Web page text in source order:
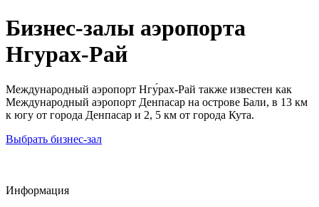
Бизнес-залы аэропорта
Нгурах-Рай
Международный аэропорт Нгу́рах-Рай также известен как
Международный аэропорт Денпасар на острове Бали, в 13 км
к югу от города Денпасар и 2, 5 км от города Кута.
Выбрать бизнес-зал
Информация